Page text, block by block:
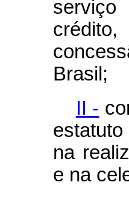
Brasil;
II -
na
e na